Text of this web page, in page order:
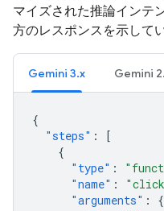
マイズされた推論インテ
方のレスポンスを示して
Gemini 3.x
{
"steps" :
[
{
"type" :
"name" :
"arguments" :
{